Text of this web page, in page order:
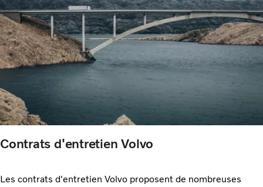
Contrats d'entretien Volvo
Les contrats d'entretien Volvo proposent de nombreuses